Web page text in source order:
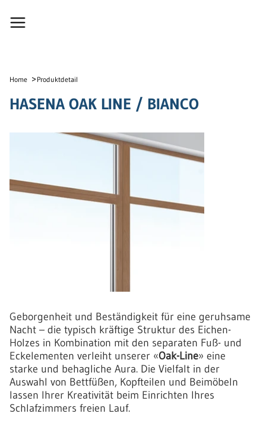
Home > Produktdetail
HASENA OAK LINE / BIANCO
Geborgenheit und Beständigkeit für eine geruhsame
Nacht – die typisch kräftige Struktur des Eichen-
Holzes in Kombination mit den separaten Fuß- und
Eckelementen verleiht unserer «Oak-Line» eine
starke und behagliche Aura. Die Vielfalt in der
Auswahl von Bettfüßen, Kopfteilen und Beimöbeln
lassen Ihrer Kreativität beim Einrichten Ihres
Schlafzimmers freien Lauf.